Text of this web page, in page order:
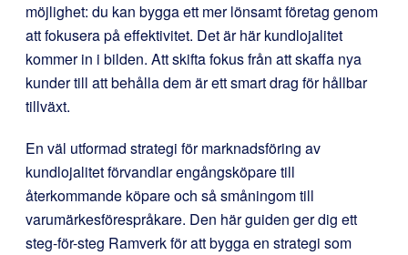
möjlighet: du kan bygga ett mer lönsamt företag genom
att fokusera på effektivitet. Det är här kundlojalitet
kommer in i bilden. Att skifta fokus från att skaffa nya
kunder till att behålla dem är ett smart drag för hållbar
tillväxt.
En väl utformad strategi för marknadsföring av
kundlojalitet förvandlar engångsköpare till
återkommande köpare och så småningom till
varumärkesförespråkare. Den här guiden ger dig ett
steg-för-steg Ramverk för att bygga en strategi som